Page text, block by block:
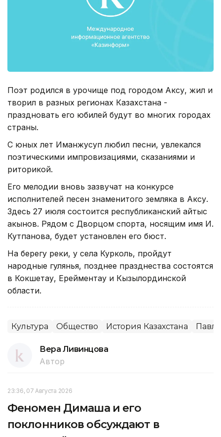
Поэт родился в урочище под городом Аксу, жил и
творил в разных регионах Казахстана -
праздновать его юбилей будут во многих городах
страны.
С юных лет Иманжусуп любил песни, увлекался
поэтическими импровизациями, сказаниями и
риторикой.
Его мелодии вновь зазвучат на конкурсе
исполнителей песен знаменитого земляка в Аксу.
Здесь 27 июля состоится республиканский айтыс
акынов. Рядом с Дворцом спорта, носящим имя И.
Кутпанова, будет установлен его бюст.
На берегу реки, у села Курколь, пройдут
народные гулянья, позднее празднества состоятся
в Кокшетау, Ерейментау и Кызылординской
области.
Культура Общество История Казахстана
Вера Ливинцова
Автор
23:36, 07 Августа 2026
Феномен Димаша и его
поклонников обсуждают в